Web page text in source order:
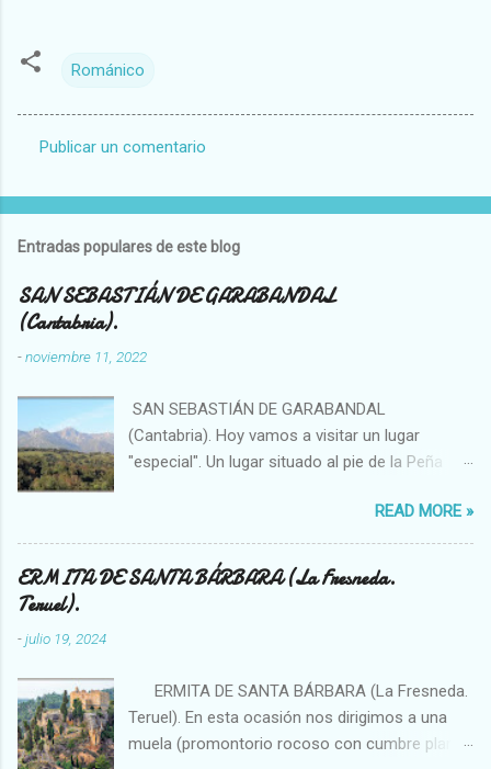
Románico
o
n
t
a
o
s
Publicar un comentario
Entradas populares de este blog
SAN SEBASTIÁN DE GARABANDAL
(Cantabria).
-noviembre 11, 2022
SAN SEBASTIÁN DE GARABANDAL
(Cantabria). Hoy vamos a visitar un lugar
"especial". Un lugar situado al pie de la Peña
se han visto, por ejemplo, bolas de luces que
se introducían en el bosque o fenómenos
OVNIS. La sierra (solo hay que observar el
topónimo) ha sido importante desde la
diversas sensaciones que van desde
placenteras y benévolas a inquietantes y
molestas. Personalmente me produce por igual
READ MORE »
ERMITA DE SANTA BÁRBARA (La Fresneda.
Teruel).
-julio 19, 2024
ERMITA DE SANTA BÁRBARA (La Fresneda.
Teruel). En esta ocasión nos dirigimos a una
muela (promontorio rocoso con cumbre plana)